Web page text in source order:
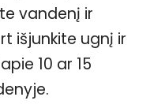
vandenį ir
išjunkite ugnį ir
10 ar 15